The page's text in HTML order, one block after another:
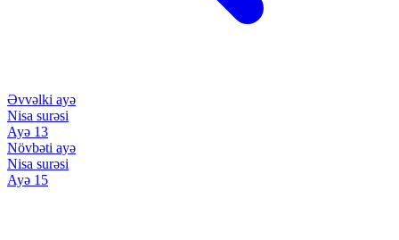
Əvvəlki ayə
Nisa surəsi
Ayə 13
Növbəti ayə
Nisa surəsi
Ayə 15